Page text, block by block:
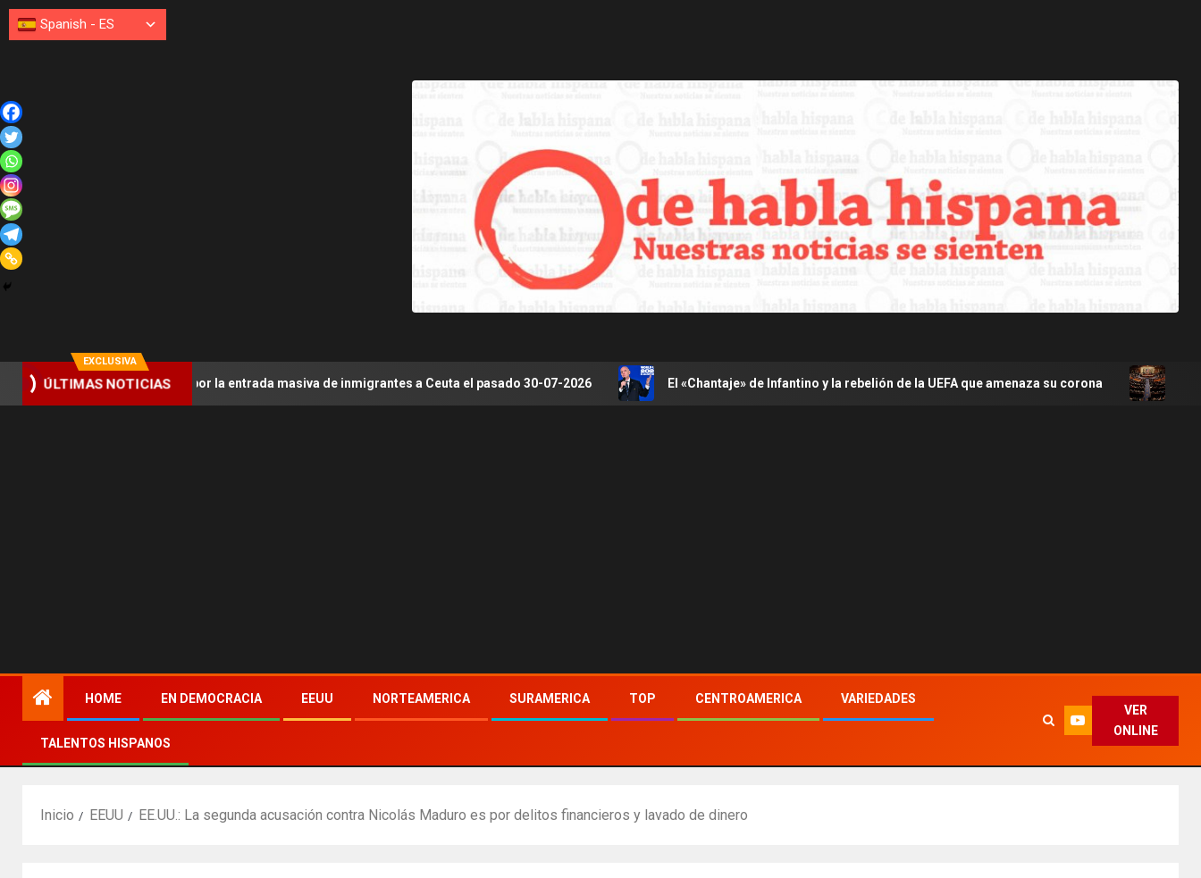
EXCLUSIVA
ÚLTIMAS NOTICIAS
in vigilando por la entrada masiva de inmigrantes a Ceuta el pasado 30-07-2026 El «Chantaje» de Infantino y la rebelión de la UEFA que amenaza su corona EE.UU.: Senado pide
HOME EN DEMOCRACIA EEUU NORTEAMERICA SURAMERICA TOP CENTROAMERICA VARIEDADES
TALENTOS HISPANOS
VER
ONLINE
Inicio EEUU EE.UU.: La segunda acusación contra Nicolás Maduro es por delitos financieros y lavado de dinero
Spanish - ES